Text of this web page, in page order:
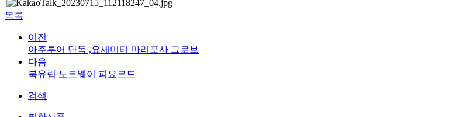
목록
이전
아주투어 단독 ,요세미티 마리포사 그로브
다음
북유럽 노르웨이 피요르드
검색